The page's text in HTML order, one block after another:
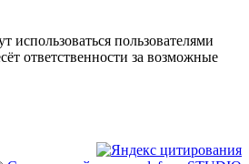
пользователями
ответственности за возможные